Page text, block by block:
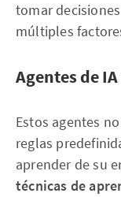
tomar
múltiples
Agentes de
Estos agentes
reglas
aprender de su
técnicas de